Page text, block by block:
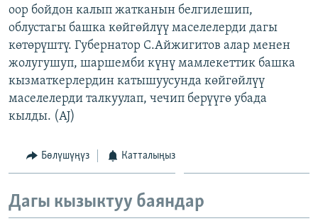
ЭЕ/АРнун бардык сайттары
оор бойдон калып жатканын белгилешип,
облустагы башка көйгөйлүү маселелерди дагы
көтөрүштү. Губернатор С.Айжигитов алар менен
жолугушуп, шаршемби күнү мамлекеттик башка
кызматкерлердин катышуусунда көйгөйлүү
маселелерди талкуулап, чечип берүүгө убада
кылды. (AJ)
Бөлүшүңүз Катталыңыз
Дагы кызыктуу баяндар